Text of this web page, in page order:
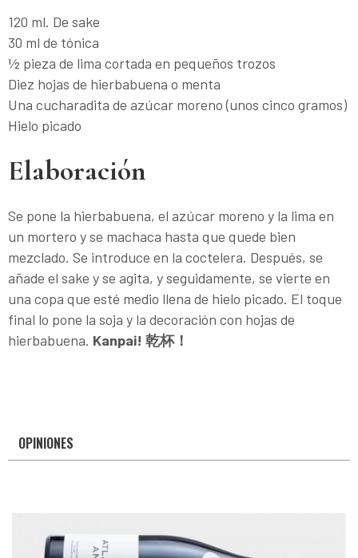
120 ml. De sake
30 ml de tónica
½ pieza de lima cortada en pequeños trozos
Diez hojas de hierbabuena o menta
Una cucharadita de azúcar moreno (unos cinco gramos)
Hielo picado
Elaboración
Se pone la hierbabuena, el azúcar moreno y la lima en
un mortero y se machaca hasta que quede bien
mezclado. Se introduce en la coctelera. Después, se
añade el sake y se agita, y seguidamente, se vierte en
una copa que esté medio llena de hielo picado. El toque
final lo pone la soja y la decoración con hojas de
hierbabuena. Kanpai! 乾杯！
OPINIONES